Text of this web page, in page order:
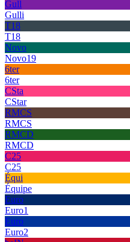
Gull
Gulli
T18
T18
Novo
Novo19
6ter
6ter
CSta
CStar
RMCS
RMCS
RMCD
RMCD
C25
C25
Équi
Équipe
Euro
Euro1
Euro
Euro2